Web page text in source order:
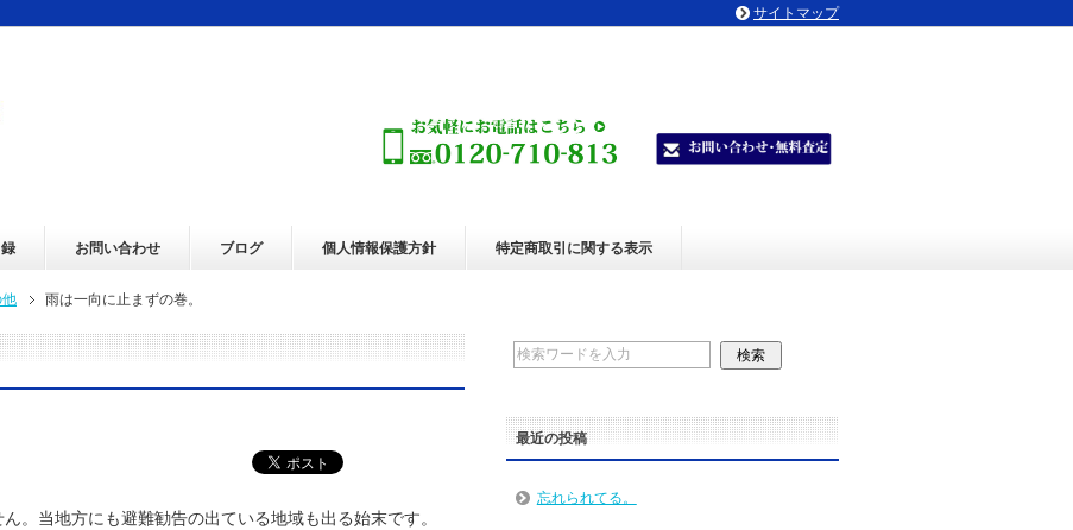
お問い合わせ ブログ 個人情報保護方針 特定商取引に関する表示
他 雨は一向に止まずの巻。
。当地方にも避難勧告の出ている地域も出る始末です。
最近の投稿
忘れられてる。
サイトマップ